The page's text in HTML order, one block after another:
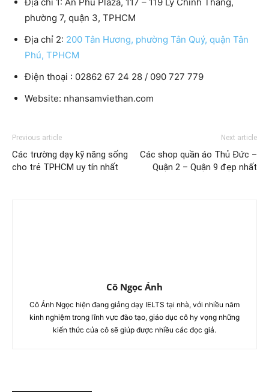
Địa chỉ 1: An Phú Plaza, 117 – 119 Lý Chính Thắng,
phường 7, quận 3, TPHCM
Địa chỉ 2: 200 Tân Hương, phường Tân Quý, quận Tân
Phú, TPHCM
Điện thoại : 02862 67 24 28 / 090 727 779
Website: nhansamviethan.com
Previous article
Các trường dạy kỹ năng sống
cho trẻ TPHCM uy tín nhất
Next article
Các shop quần áo Thủ Đức –
Quận 2 – Quận 9 đẹp nhất
Cô Ngọc Ánh
Cô Ánh Ngọc hiện đang giảng dạy IELTS tại nhà, với nhiều năm
kinh nghiệm trong lĩnh vực đào tạo, giáo dục cô hy vọng những
kiến thức của cô sẽ giúp được nhiều các đọc giả.